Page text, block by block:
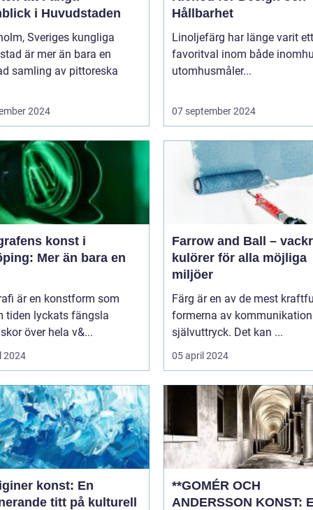
i Huvudstaden
Sveriges kungliga
är mer än bara en
samling av pittoreska
2024
Hållbarhet
Linoljefärg har länge varit ett
favoritval inom både
utomhusmåler...
07 september 2024
konst i
Mer än bara en
är en konstform som
tiden lyckats fängsla
över hela v&...
2024
Farrow and Ball –
kulörer för alla möjliga
miljöer
Färg är en av de mest
formerna av
självuttryck. Det kan ...
05 april 2024
konst: En
titt på kulturell
**GOMÉR OCH
ANDERSSON KONST: